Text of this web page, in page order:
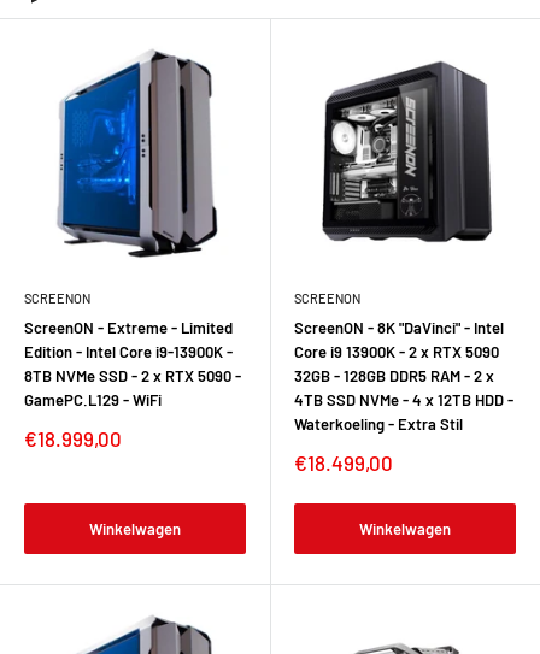
SCREENON
ScreenON - Extreme - Limited
Edition - Intel Core i9-13900K -
8TB NVMe SSD - 2 x RTX 5090 -
GamePC.L129 - WiFi
Verkoopprijs
€18.999,00
Winkelwagen
SCREENON
ScreenON - 8K "DaVinci" - Intel
Core i9 13900K - 2 x RTX 5090
32GB - 128GB DDR5 RAM - 2 x
4TB SSD NVMe - 4 x 12TB HDD -
Waterkoeling - Extra Stil
Verkoopprijs
€18.499,00
Winkelwagen